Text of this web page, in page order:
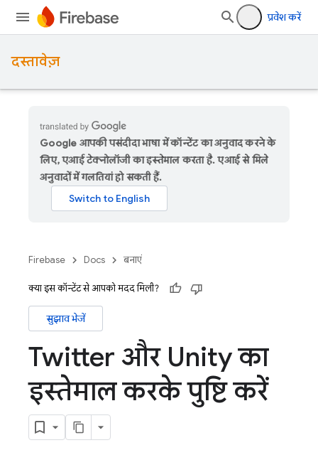
प्रवेश करें
दस्तावेज़
Google आपकी पसंदीदा भाषा में कॉन्टेंट का अनुवाद करने के
लिए, एआई टेक्नोलॉजी का इस्तेमाल करता है. एआई से मिले
अनुवादों में गलतियां हो सकती हैं.
Firebase Docs बनाएं
क्या इस कॉन्टेंट से आपको मदद मिली?
सुझाव भेजें
Twitter और Unity का
इस्तेमाल करके पुष्टि करें